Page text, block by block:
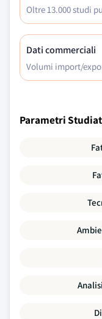
Oltre 13.000 studi
Dati commerciali
Volumi import/
Parametri